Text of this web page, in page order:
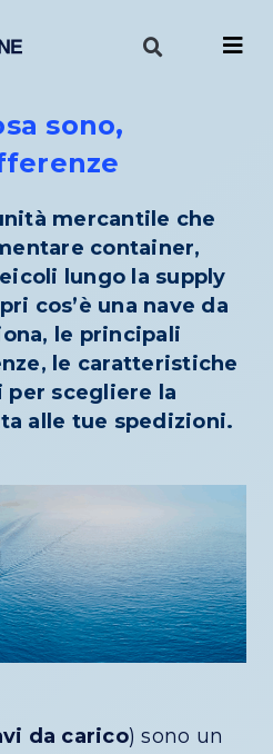
sono,
mercantile che
container,
lungo la supply
cos’è una nave da
le principali
le caratteristiche
scegliere la
alle tue spedizioni.
da carico) sono un